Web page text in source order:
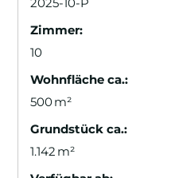
Zimmer:
10
Wohnfläche ca.:
500 m²
Grund­stück ca.:
1.142 m²